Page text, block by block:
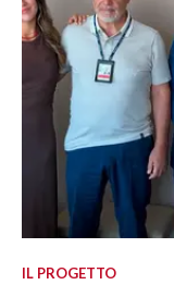
IL PROGETTO